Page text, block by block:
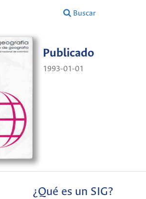
Buscar
Publicado
1993-01-01
¿Qué es un SIG?